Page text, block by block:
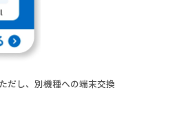
だし、別機種への端末交換